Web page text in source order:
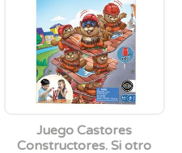
Juego Castores
Constructores. Si otro